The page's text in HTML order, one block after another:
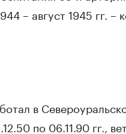
– август 1945 гг.
в
по 06.11.90 гг.,